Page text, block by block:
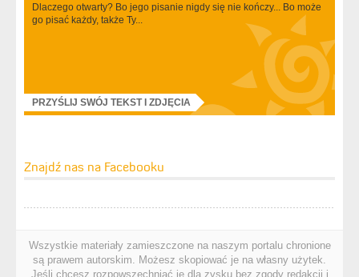
Dlaczego otwarty? Bo jego pisanie nigdy się nie kończy... Bo może
go pisać każdy, także Ty...
PRZYŚLIJ SWÓJ TEKST I ZDJĘCIA
Znajdź nas na Facebooku
Wszystkie materiały zamieszczone na naszym portalu chronione
są prawem autorskim. Możesz skopiować je na własny użytek.
Jeśli chcesz rozpowszechniać je dla zysku bez zgody redakcji i